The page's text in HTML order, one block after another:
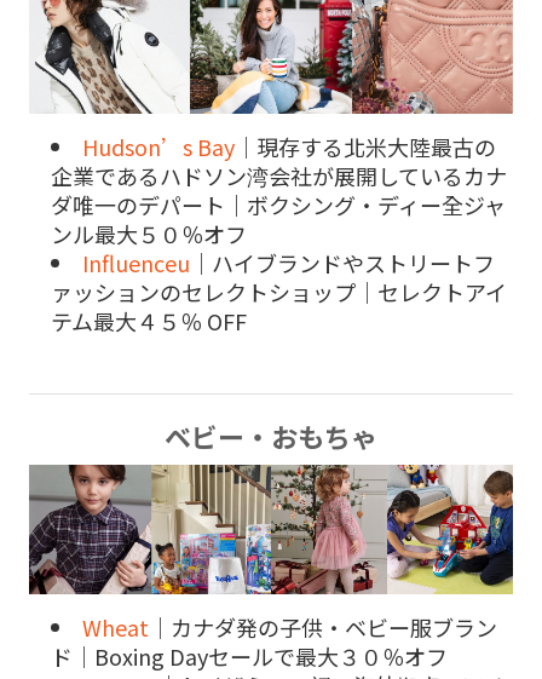
Hudson’s Bay ｜現存する北米大陸最古の
企業であるハドソン湾会社が展開しているカナ
ダ唯一のデパート｜ボクシング・ディー全ジャ
ンル最大５０％オフ
Influenceu ｜ハイブランドやストリートフ
ァッションのセレクトショップ｜セレクトアイ
テム最大４５％ OFF
ベビー・おもちゃ
Wheat ｜カナダ発の子供・ベビー服ブラン
ド｜Boxing Dayセールで最大３０％オフ